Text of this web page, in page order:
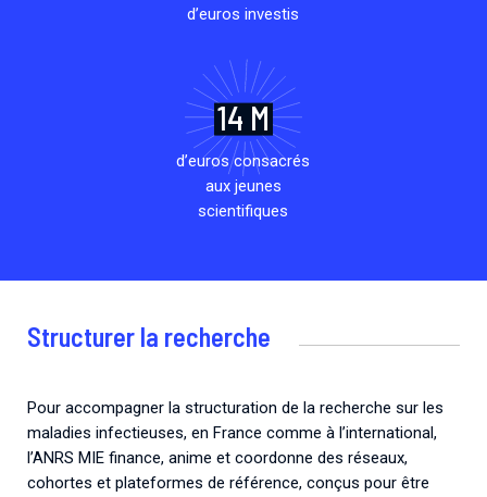
d’euros investis
14 M
d’euros consacrés
aux jeunes
scientifiques
Structurer la recherche
Pour accompagner la structuration de la recherche sur les
maladies infectieuses, en France comme à l’international,
l’ANRS MIE finance, anime et coordonne des réseaux,
cohortes et plateformes de référence, conçus pour être